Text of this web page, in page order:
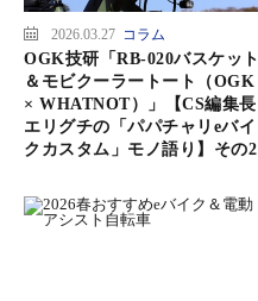
2026.03.27 コラム
OGK技研「RB-020バスケット
＆モビクーラートート（OGK
× WHATNOT）」【CS編集長
エリグチの「パパチャリeバイ
クカスタム」モノ語り】その2